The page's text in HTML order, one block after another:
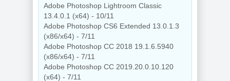
Adobe Photoshop Lightroom Classic
13.4.0.1 (x64) - 10/11
Adobe Photoshop CS6 Extended 13.0.1.3
(x86/x64) - 7/11
Adobe Photoshop CC 2018 19.1.6.5940
(x86/x64) - 7/11
Adobe Photoshop CC 2019.20.0.10.120
(x64) - 7/11